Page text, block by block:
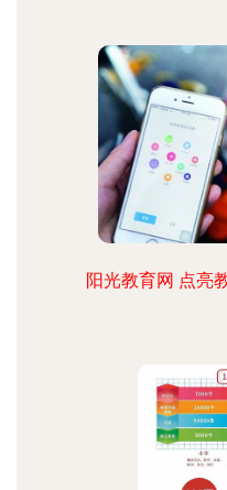
阳光教育网 点亮